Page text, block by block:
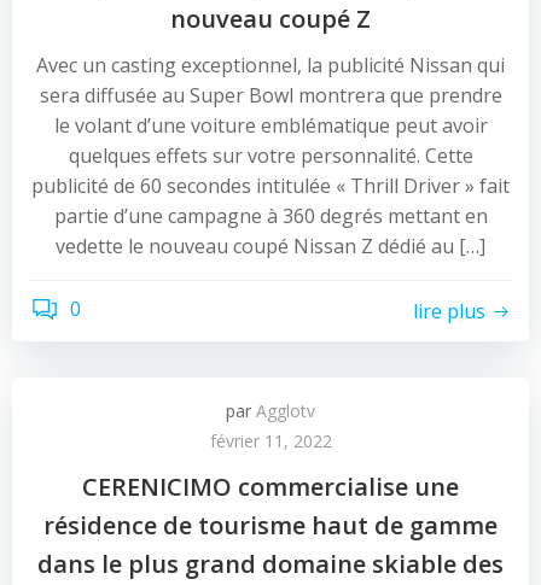
nouveau coupé Z
Avec un casting exceptionnel, la publicité Nissan qui
sera diffusée au Super Bowl montrera que prendre
le volant d’une voiture emblématique peut avoir
quelques effets sur votre personnalité. Cette
publicité de 60 secondes intitulée « Thrill Driver » fait
partie d’une campagne à 360 degrés mettant en
vedette le nouveau coupé Nissan Z dédié au […]
0 lire plus
par Agglotv
février 11, 2022
CERENICIMO commercialise une
résidence de tourisme haut de gamme
dans le plus grand domaine skiable des